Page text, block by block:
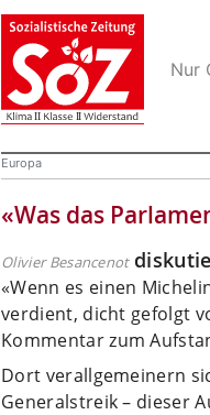
Nur
Europa
«Was das
Olivier Besancenot
«Wenn es einen
verdient, dicht gefolgt
Kommentar zum
Dort verallgemeinern
Generalstreik – dieser